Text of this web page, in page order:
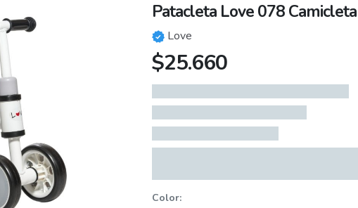
Patacleta Love 078
Love
$25.660
Color